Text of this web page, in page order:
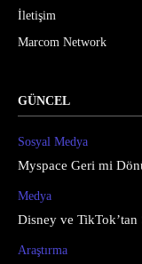
İletişim
Marcom Network
GÜNCEL
Sosyal Medya
Myspace Geri mi
Medya
Disney ve TikTok’tan
Araştırma